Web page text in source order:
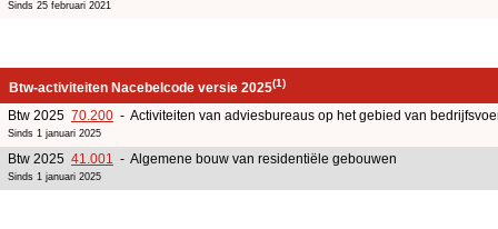
Sinds 25 februari 2021
Btw-activiteiten Nacebelcode versie 2025(1)
Btw 2025 70.200 - Activiteiten van adviesbureaus op het gebied van
Sinds 1 januari 2025
Btw 2025 41.001 - Algemene bouw van residentiële gebouwen
Sinds 1 januari 2025